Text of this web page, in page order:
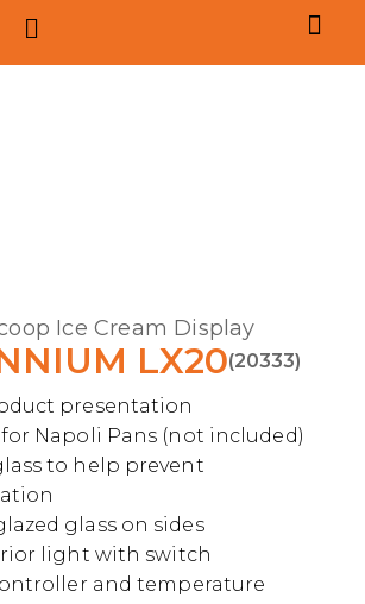
Ice Cream Display
LX20(20333)
presentation
Napoli Pans (not included)
to help prevent
glass on sides
light with switch
and temperature